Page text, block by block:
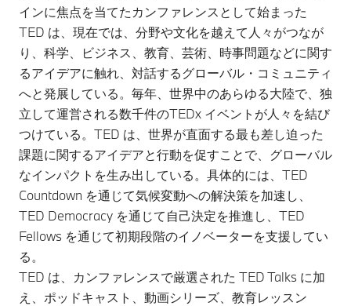
インに焦点を当てたカンファレンスとして始まった
TED は、現在では、分野や文化を越えて人々がつなが
り、科学、ビジネス、教育、芸術、時事問題などに関す
るアイデアに触れ、対話するグローバル・コミュニティ
へと発展している。毎年、世界中のあらゆる大陸で、独
立して運営される数千件のTEDx イベントが人々を結び
つけている。TED は、世界が直面する最も差し迫った
課題に関するアイデアと行動を促すことで、グローバル
なインパクトを生み出している。具体的には、TED
Countdown を通じて気候変動への解決策を加速し、
TED Democracy を通じて自己決定を推進し、TED
Fellows を通じて初期段階のイノベーターを支援してい
る。
TED は、カンファレンスで厳選された TED Talks に加
え、ポッドキャスト、動画シリーズ、教育レッスン